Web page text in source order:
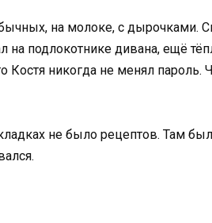
на молоке, с дырочками.
на подлокотнике дивана, ещё
Костя никогда не менял пароль.
не было рецептов. Там